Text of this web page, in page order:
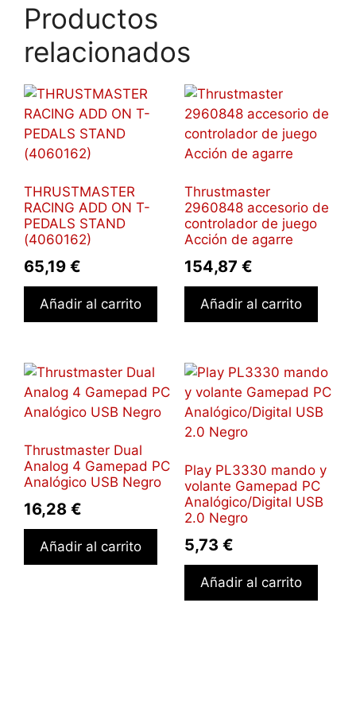
Productos
relacionados
THRUSTMASTER
RACING ADD ON T-
PEDALS STAND
(4060162)
65,19 €
Añadir al carrito
Thrustmaster
2960848 accesorio de
controlador de juego
Acción de agarre
154,87 €
Añadir al carrito
Thrustmaster Dual
Analog 4 Gamepad PC
Analógico USB Negro
16,28 €
Añadir al carrito
Play PL3330 mando y
volante Gamepad PC
Analógico/Digital USB
2.0 Negro
5,73 €
Añadir al carrito